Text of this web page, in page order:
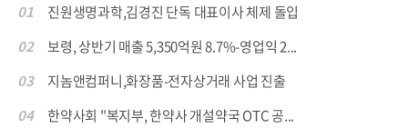
01
진원생명과학,김경진 단독 대표이사 체제 돌입
02
보령, 상반기 매출 5,350억원 8.7%-영업익 2...
03
지놈앤컴퍼니,화장품-전자상거래 사업 진출
04
한약사회 "복지부, 한약사 개설약국 OTC 공...